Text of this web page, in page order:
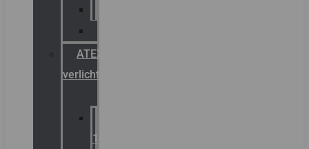
ATEX
verlichting
1